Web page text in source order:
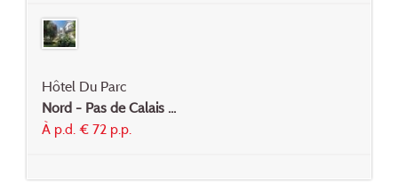
Hôtel Du Parc
Nord - Pas de Calais ...
À p.d. € 72 p.p.